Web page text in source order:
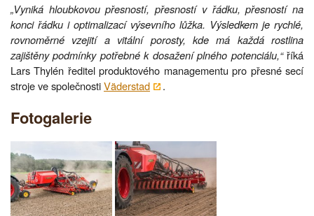
„Vyniká hloubkovou přesností, přesností v řádku, přesností na
konci řádku i optimalizací výsevního lůžka. Výsledkem je rychlé,
rovnoměrné vzejití a vitální porosty, kde má každá rostlina
zajištěny podmínky potřebné k dosažení plného potenciálu,“říká
Lars Thylén ředitel produktového managementu pro přesné secí
stroje ve společnostiVäderstad .
Fotogalerie